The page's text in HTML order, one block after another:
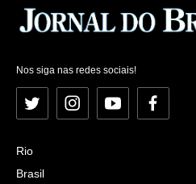
Nos siga nas redes sociais!
Twitter InstagramYouTubeFacebook
Rio
Brasil